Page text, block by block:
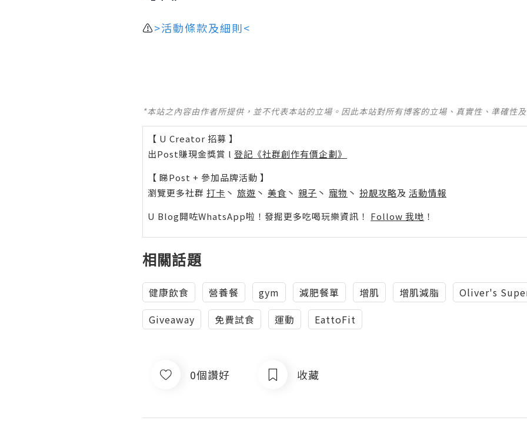
⚠️>活動條款及細則<
*本站之內容由作者所提供，並不代表本站的立場。因此本站對所有博客的立場、真實性、準確性
【 U Creator 招募 】
出Post賺現金獎賞 l 登記《社群創作有價企劃》
【 睇Post + 參加品牌活動 】
瀏覽更多社群 打卡 丶 旅遊 丶 美食 丶 親子 丶 寵物 丶 扮靚攻略及 活動情報
U Blog開咗WhatsApp啦！發掘更多吃喝玩樂資訊！ Follow 我哋 ！
相關話題
健康飲食 營養餐 gym 減肥餐單 增肌 增肌減脂
Oliver's
Giveaway
免費試食 運動 EattoFit
0個讚好 收藏